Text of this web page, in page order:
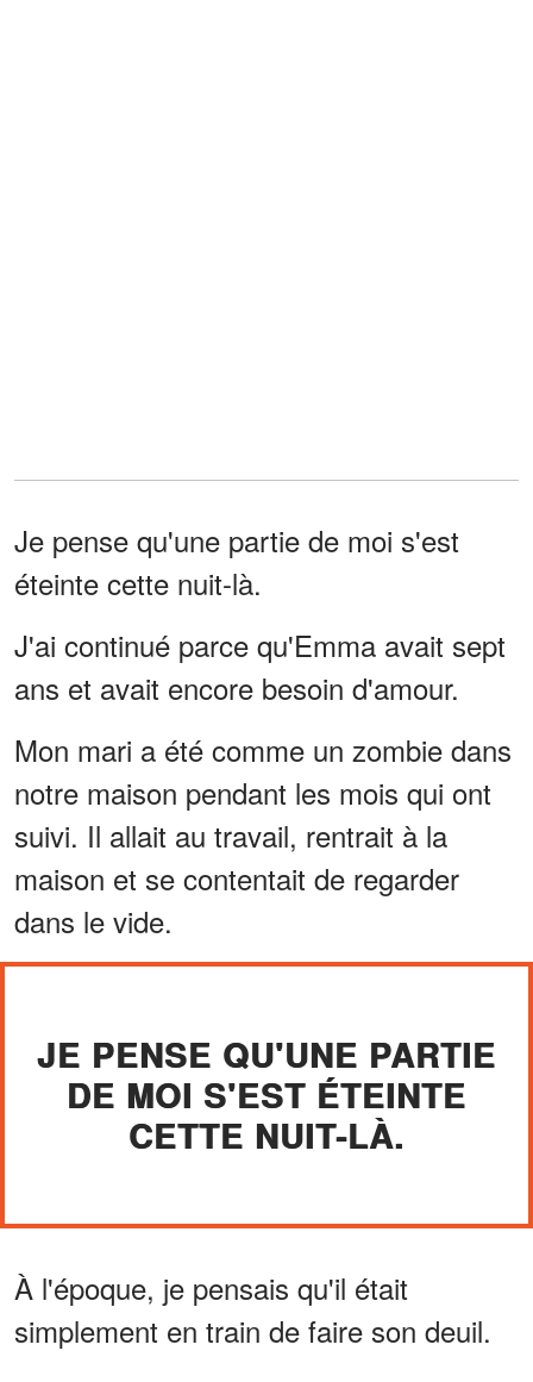
Je pense qu'une partie de moi s'est
éteinte cette nuit-là.
J'ai continué parce qu'Emma avait sept
ans et avait encore besoin d'amour.
Mon mari a été comme un zombie dans
notre maison pendant les mois qui ont
suivi. Il allait au travail, rentrait à la
maison et se contentait de regarder
dans le vide.
JE PENSE QU'UNE PARTIE
DE MOI S'EST ÉTEINTE
CETTE NUIT-LÀ.
À l'époque, je pensais qu'il était
simplement en train de faire son deuil.